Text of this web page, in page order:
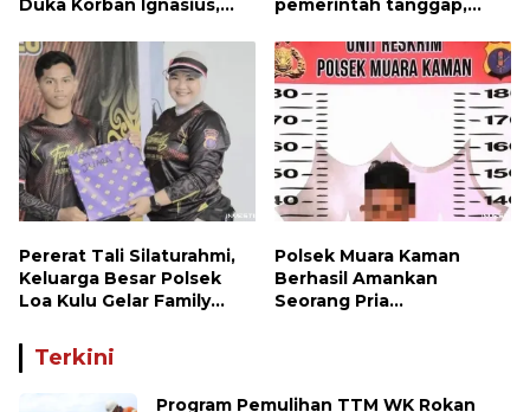
Duka Korban Ignasius,
Penanganan Kasus
Kepada Polisi
pemerintah tanggap,
Pererat Tali Silaturahmi,
Keluarga Besar Polsek
Loa Kulu Gelar Family
Kehangatan
Polsek Muara Kaman
Berhasil Amankan
Seorang Pria
Terkini
Program Pemulihan TTM WK Rokan